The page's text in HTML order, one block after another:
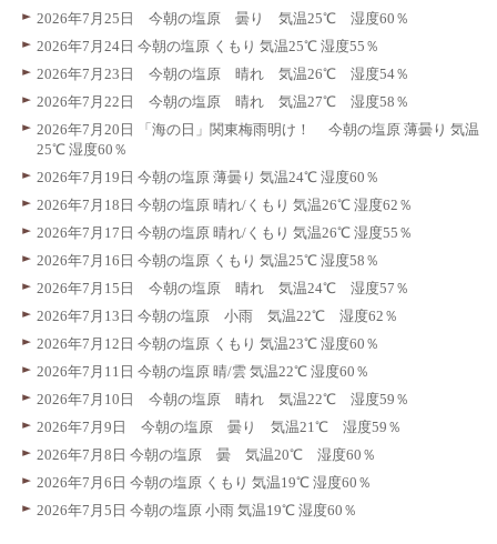
2026年7月25日 今朝の塩原 曇り 気温25℃ 湿度60％
2026年7月24日 今朝の塩原 くもり 気温25℃ 湿度55％
2026年7月23日 今朝の塩原 晴れ 気温26℃ 湿度54％
2026年7月22日 今朝の塩原 晴れ 気温27℃ 湿度58％
2026年7月20日 「海の日」関東梅雨明け！ 今朝の塩原 薄曇り 気温
25℃ 湿度60％
2026年7月19日 今朝の塩原 薄曇り 気温24℃ 湿度60％
2026年7月18日 今朝の塩原 晴れ/くもり 気温26℃ 湿度62％
2026年7月17日 今朝の塩原 晴れ/くもり 気温26℃ 湿度55％
2026年7月16日 今朝の塩原 くもり 気温25℃ 湿度58％
2026年7月15日 今朝の塩原 晴れ 気温24℃ 湿度57％
2026年7月13日 今朝の塩原 小雨 気温22℃ 湿度62％
2026年7月12日 今朝の塩原 くもり 気温23℃ 湿度60％
2026年7月11日 今朝の塩原 晴/雲 気温22℃ 湿度60％
2026年7月10日 今朝の塩原 晴れ 気温22℃ 湿度59％
2026年7月9日 今朝の塩原 曇り 気温21℃ 湿度59％
2026年7月8日 今朝の塩原 曇 気温20℃ 湿度60％
2026年7月6日 今朝の塩原 くもり 気温19℃ 湿度60％
2026年7月5日 今朝の塩原 小雨 気温19℃ 湿度60％